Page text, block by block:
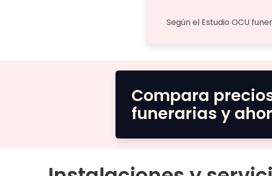
Según el Estudio OCU
Compara
funerarias y